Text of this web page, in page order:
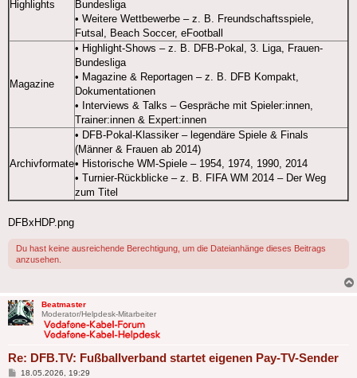
Highlights
Bundesliga
• Weitere Wettbewerbe – z. B. Freundschaftsspiele,
Futsal, Beach Soccer, eFootball
Magazine
• Highlight-Shows – z. B. DFB-Pokal, 3. Liga, Frauen-
Bundesliga
• Magazine & Reportagen – z. B. DFB Kompakt,
Dokumentationen
• Interviews & Talks – Gespräche mit Spieler:innen,
Trainer:innen & Expert:innen
Archivformate
• DFB-Pokal-Klassiker – legendäre Spiele & Finals
(Männer & Frauen ab 2014)
• Historische WM-Spiele – 1954, 1974, 1990, 2014
• Turnier-Rückblicke – z. B. FIFA WM 2014 – Der Weg
zum Titel
DFBxHDP.png
Du hast keine ausreichende Berechtigung, um die Dateianhänge dieses Beitrags
anzusehen.
Beatmaster
Moderator/Helpdesk-Mitarbeiter
Re: DFB.TV: Fußballverband startet eigenen Pay-TV-Sender
Beitrag
18.05.2026, 19:29